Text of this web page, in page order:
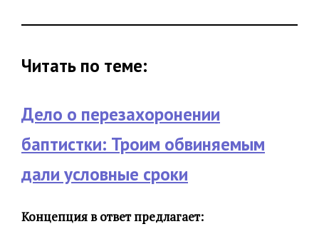
Читать по теме:
Дело о перезахоронении
баптистки: Троим обвиняемым
дали условные сроки
Концепция в ответ предлагает: